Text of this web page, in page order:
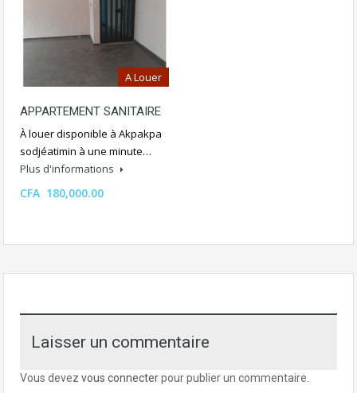
A Louer
APPARTEMENT SANITAIRE
À louer disponible à Akpakpa
sodjéatimin à une minute…
Plus d'informations
CFA 180,000.00
Laisser un commentaire
Vous devez vous connecterpour publier un commentaire.